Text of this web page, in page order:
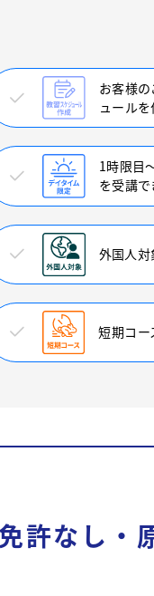
お客様
ュールを
1時限目
を受講で
外国人対
短期コー
許なし・